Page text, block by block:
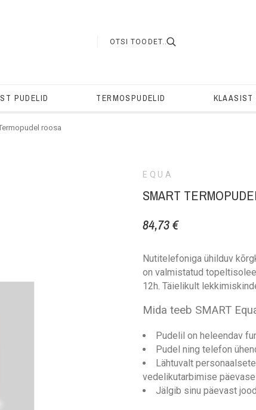
PUDELID TERMOSPUDELID KLAASIST
roosa
EQUA
SMART
84,73 €
Nutitelefoniga ühilduv
on valmistatud
12h. Täielikult
Mida teeb SMART
Pudelil on heleendav
Pudel ning telefon
Lähtuvalt
vedelikutarbimise
Jälgib sinu päevast